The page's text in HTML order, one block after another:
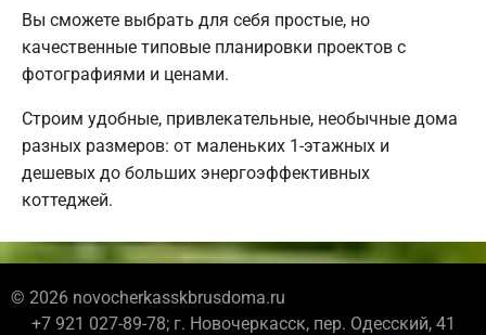
Вы сможете выбрать для себя простые, но
качественные типовые планировки проектов с
фотографиями и ценами.
Строим удобные, привлекательные, необычные дома
разных размеров: от маленьких 1-этажных и
дешевых до больших энергоэффективных
коттеджей.
© 2026 novocherkasskbrusdoma.ru
+7 921 027-89-78; г. Новочеркасск, пер. Одесский, 41